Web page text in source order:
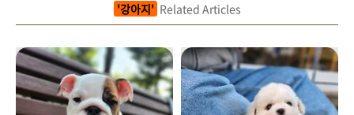
'강아지' Related Articles